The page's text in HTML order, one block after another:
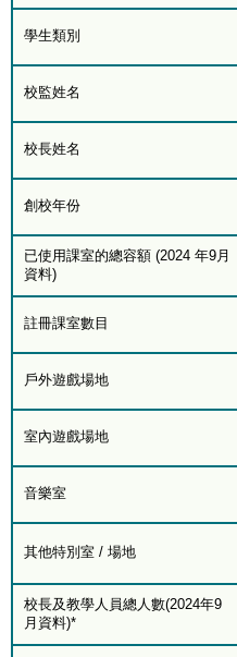
學生類別
校監姓名
校長姓名
創校年份
已使用課室的總容額 (2024 年9月
資料)
註冊課室數目
戶外遊戲場地
室內遊戲場地
音樂室
其他特別室 / 場地
校長及教學人員總人數(2024年9
月資料)*